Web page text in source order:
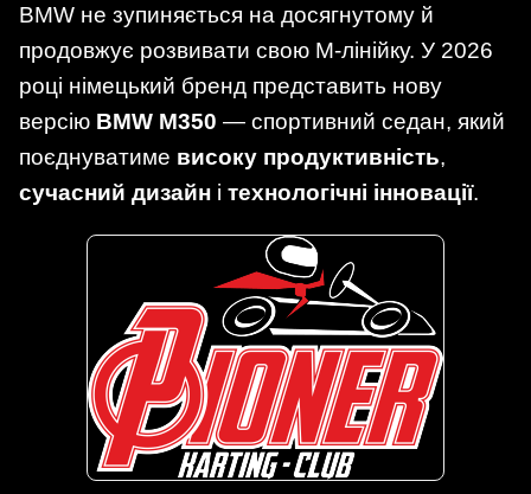
BMW не зупиняється на досягнутому й
продовжує розвивати свою M-лінійку. У 2026
році німецький бренд представить нову
версію BMW M350 — спортивний седан, який
поєднуватиме високу продуктивність,
сучасний дизайн і технологічні інновації.